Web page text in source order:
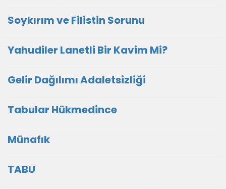
Soykırım ve Filistin Sorunu
Yahudiler Lanetli Bir Kavim Mi?
Gelir Dağılımı Adaletsizliği
Tabular Hükmedince
Münafık
TABU